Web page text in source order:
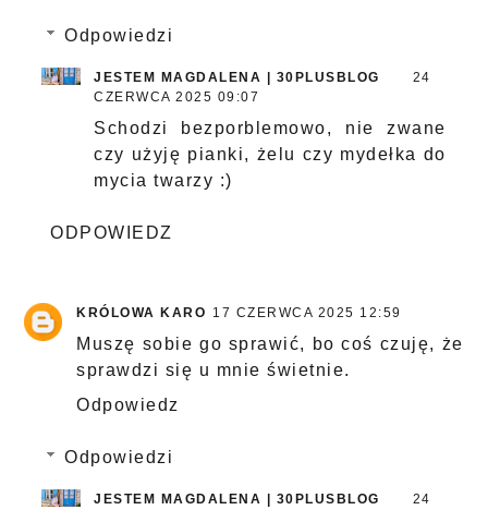
Odpowiedzi
JESTEM MAGDALENA | 30PLUSBLOG
24
CZERWCA 2025 09:07
Schodzi bezporblemowo, nie zwane
czy użyję pianki, żelu czy mydełka do
mycia twarzy :)
ODPOWIEDZ
KRÓLOWA KARO 17 CZERWCA 2025 12:59
Muszę sobie go sprawić, bo coś czuję, że
sprawdzi się u mnie świetnie.
Odpowiedz
Odpowiedzi
JESTEM MAGDALENA | 30PLUSBLOG
24